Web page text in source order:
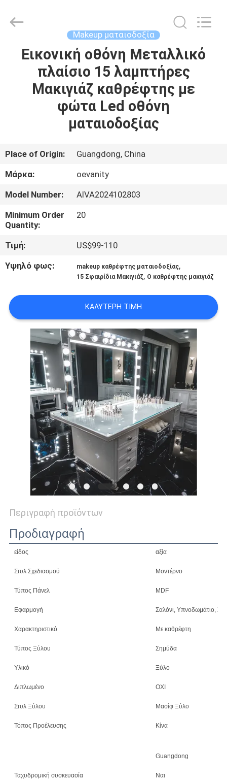
ΑΡΧΙΚΉ
ΣΕΛΊΔΑ
ΠΡΟΪΌΝΤΑ
ΕΜΦΆΝΙΣΗ
ΣΧΕΤΙΚΆ
ΕΜΆΣ
ΕΡΓΟΣΤΑΣΊΩΝ
ΕΠΑΦΉ
ΌΛΕΣ
ΠΕΡΙΠΤΏΣΕΙΣ
ΖΗΤΉΣΤΕ
ΑΠΌΣΠΑΣΜΑ
SITEMAP
ΠΟΛΙΤΙΚΉ
ΜΥΣΤΙΚΌΤΗΤΑΣ
Reserved.
Makeup ματαιοδοξία
Εικονική οθόνη Μεταλλικό
πλαίσιο 15 λαμπτήρες
Μακιγιάζ καθρέφτης με
φώτα Led οθόνη
ματαιοδοξίας
Place of Origin:
Guangdong, China
Μάρκα:
oevanity
Model Number:
AIVA2024102803
Minimum Order
Quantity:
20
Τιμή:
US$99-110
Υψηλό φως:
makeup καθρέφτης ματαιοδοξίας,
15 Σφαιρίδια Μακιγιάζ, Ο καθρέφτης μακιγιάζ
ΚΑΛΎΤΕΡΗ ΤΙΜΉ
Περιγραφή προϊόντων
Προδιαγραφή
είδος αξία
Στυλ Σχεδιασμού Μοντέρνο
Τύπος Πάνελ MDF
Εφαρμογή Σαλόνι, Υπνοδωμάτιο,
Χαρακτηριστικό Με καθρέφτη
Τύπος Ξύλου Σημύδα
Υλικό Ξύλο
Διπλωμένο ΟΧΙ
Στυλ Ξύλου Μασίφ Ξύλο
Τόπος Προέλευσης Κίνα
Guangdong
Ταχυδρομική συσκευασία Ναι